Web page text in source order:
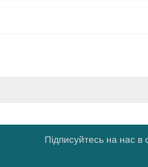
Підписуйтесь на нас в